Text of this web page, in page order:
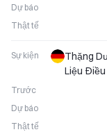
Dự báo
Thật tế
Sự kiện
Thặng
Liệu
Trước
Dự báo
Thật tế